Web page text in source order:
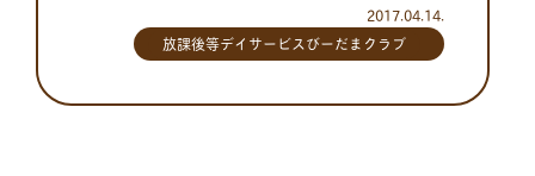
2017.04.14.
放課後等デイサービスびーだまクラブ